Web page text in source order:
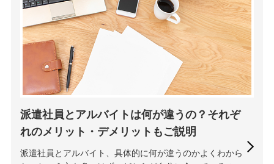
派遣社員とアルバイトは何が違うの？それぞ
れのメリット・デメリットもご説明
派遣社員とアルバイト、具体的に何が違うのかよくわから